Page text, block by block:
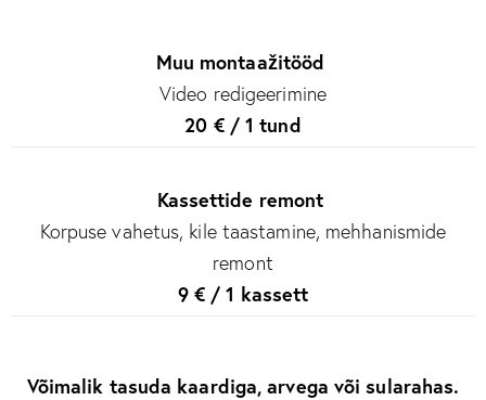
Muu montaažitööd
Video redigeerimine
20 € / 1 tund
Kassettide remont
Korpuse vahetus, kile taastamine, mehhanismide
remont
9 € / 1 kassett
Võimalik tasuda kaardiga, arvega või sularahas.